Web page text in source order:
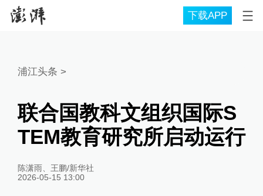
下载APP
浦江头条 >
联合国教科文组织国际S
TEM教育研究所启动运行
陈潇雨、王鹏/新华社
2026-05-15 13:00